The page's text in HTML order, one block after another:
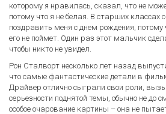
которому я нравилась, сказал, что не
потому что я не белая. В старших классах
поздравить меня с днем рождения, потому
его не поймет. Один раз этот мальчик
чтобы никто не увидел.
Рон Сталворт несколько лет назад
что самые фантастические детали в
Драйвер отлично сыграли свои роли,
серьезности поднятой темы, обычно не до
особое очарование картины – она не